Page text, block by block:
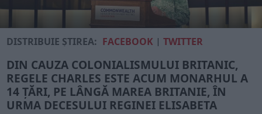
DISTRIBUIE ȘTIREA: FACEBOOK |TWITTER
DIN CAUZA COLONIALISMULUI BRITANIC,
REGELE CHARLES ESTE ACUM MONARHUL A
14 ȚĂRI, PE LÂNGĂ MAREA BRITANIE, ÎN
URMA DECESULUI REGINEI ELISABETA